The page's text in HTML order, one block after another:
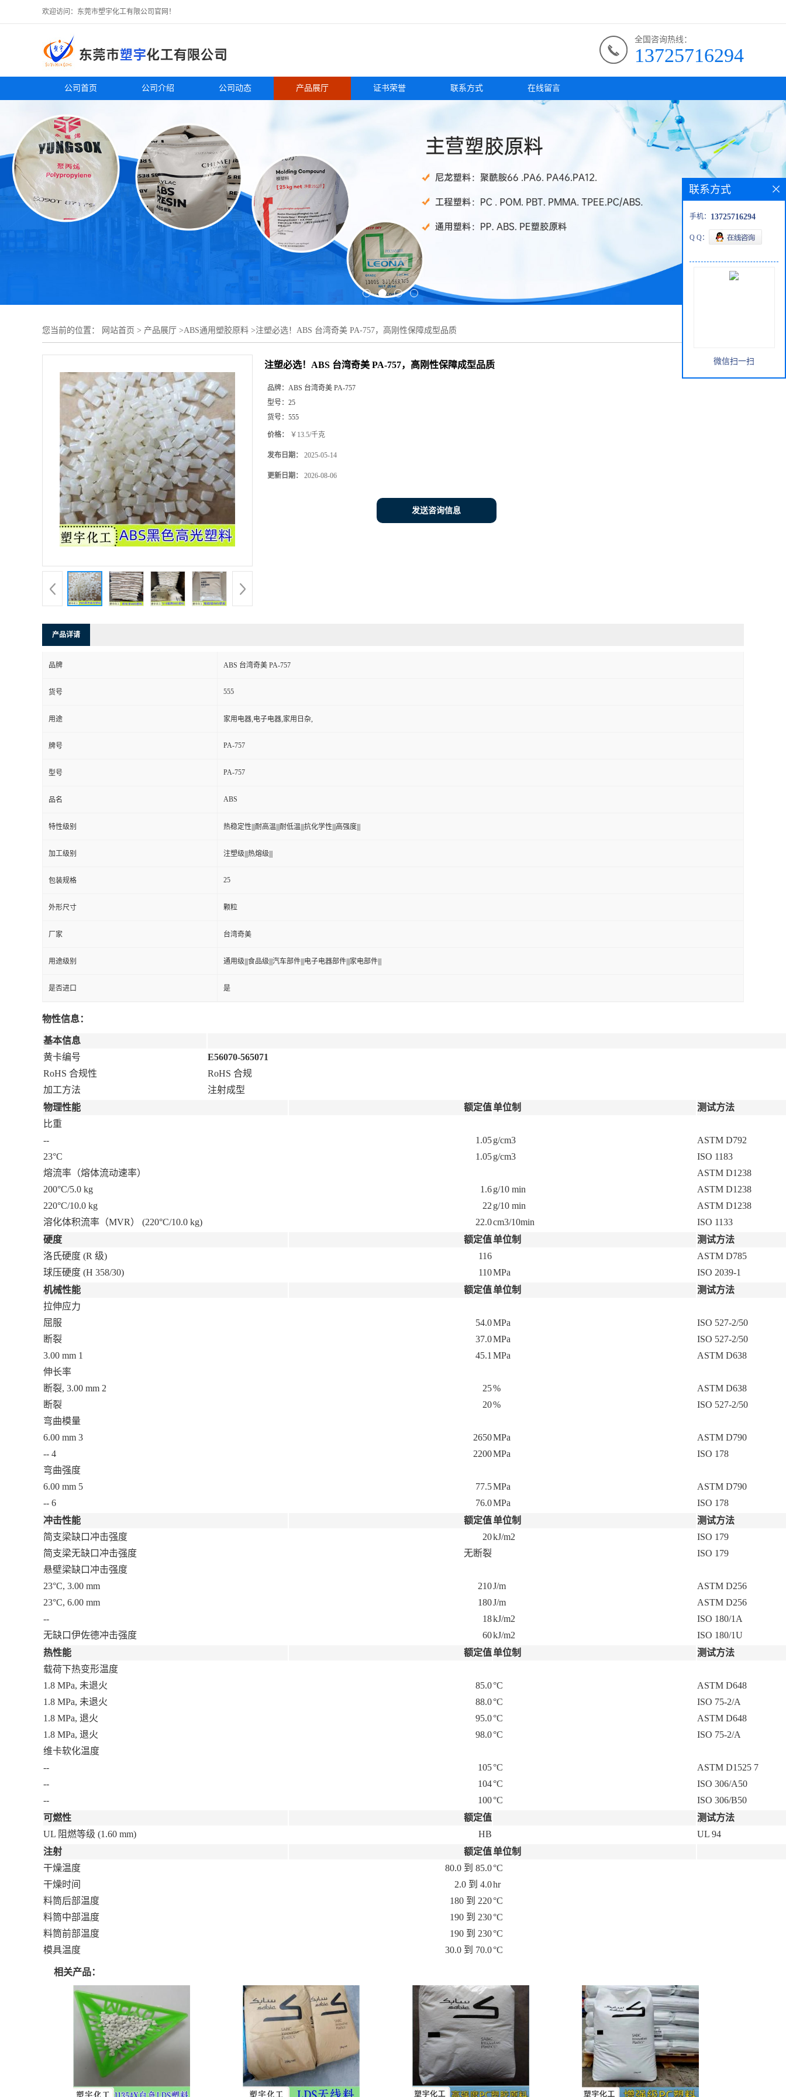
欢迎访问：东莞市塑宇化工有限公司官网！
全国咨询热线：
13725716294
公司首页 公司介绍 公司动态 产品展厅 证书荣誉 联系方式 在线留言
您当前的位置： 网站首页 > 产品展厅 >ABS通用塑胶原料 >注塑必选！ABS 台湾奇美 PA-757，高刚性保障成型品质
注塑必选！ABS 台湾奇美 PA-757，高刚性保障成型品质
品牌： ABS 台湾奇美 PA-757
型号： 25
货号： 555
价格： ￥13.5/千克
发布日期： 2025-05-14
更新日期： 2026-08-06
发送咨询信息
产品详请
品牌 ABS 台湾奇美 PA-757
货号 555
用途 家用电器,电子电器,家用日杂,
牌号 PA-757
型号 PA-757
品名 ABS
特性级别 热稳定性|||耐高温|||耐低温|||抗化学性|||高强度|||
加工级别 注塑级|||热熔级|||
包装规格 25
外形尺寸 颗粒
厂家 台湾奇美
用途级别 通用级|||食品级|||汽车部件|||电子电器部件|||家电部件|||
是否进口 是
物性信息：
基本信息
黄卡编号
E56070-565071
RoHS 合规性
RoHS 合规
加工方法
注射成型
物理性能
额定值单位制
测试方法
比重
--
1.05g/cm3
ASTM D792
23°C
1.05g/cm3
ISO 1183
熔流率（熔体流动速率）
ASTM D1238
200°C/5.0 kg
1.6g/10 min
ASTM D1238
220°C/10.0 kg
22 g/10 min
ASTM D1238
溶化体积流率（MVR） (220°C/10.0 kg) 22.0cm3/10min
ISO 1133
硬度
额定值单位制
测试方法
洛氏硬度 (R 级) 116
ASTM D785
球压硬度 (H 358/30) 110MPa
ISO 2039-1
机械性能
额定值单位制
测试方法
拉伸应力
屈服
54.0MPa
ISO 527-2/50
断裂
37.0MPa
ISO 527-2/50
3.00 mm 1 45.1 MPa
ASTM D638
伸长率
断裂, 3.00 mm 2 25%
ASTM D638
断裂
20%
ISO 527-2/50
弯曲模量
6.00 mm 3 2650MPa
ASTM D790
-- 4 2200MPa
ISO 178
弯曲强度
6.00 mm 5 77.5MPa
ASTM D790
-- 6 76.0MPa
ISO 178
冲击性能
额定值单位制
测试方法
简支梁缺口冲击强度
20kJ/m2
ISO 179
简支梁无缺口冲击强度
无断裂
ISO 179
悬壁梁缺口冲击强度
23°C, 3.00 mm
210J/m
ASTM D256
23°C, 6.00 mm
180J/m
ASTM D256
--
18kJ/m2
ISO 180/1A
无缺口伊佐德冲击强度
60kJ/m2
ISO 180/1U
热性能
额定值单位制
测试方法
载荷下热变形温度
1.8 MPa, 未退火
85.0°C
ASTM D648
1.8 MPa, 未退火
88.0°C
ISO 75-2/A
1.8 MPa, 退火
95.0°C
ASTM D648
1.8 MPa, 退火
98.0°C
ISO 75-2/A
维卡软化温度
--
105°C ASTM D1525 7
--
104°C
ISO 306/A50
--
100°C
ISO 306/B50
可燃性
额定值
测试方法
UL 阻燃等级 (1.60 mm) HB
UL 94
注射
额定值单位制
干燥温度
80.0 到 85.0°C
干燥时间
2.0 到 4.0hr
料筒后部温度
180 到 220°C
料筒中部温度
190 到 230°C
料筒前部温度
190 到 230°C
模具温度
30.0 到 70.0°C
相关产品：
联系方式
手机： 13725716294
Q Q：
微信扫一扫